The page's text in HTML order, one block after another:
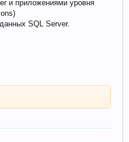
и приложениями уровня
SQL Server.